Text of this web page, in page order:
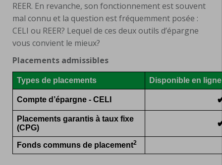
REER. En revanche, son fonctionnement est souvent
mal connu et la question est fréquemment posée :
CELI ou REER? Lequel de ces deux outils d’épargne
vous convient le mieux?
Placements admissibles
Types de placements Disponible en
Compte d’épargne - CELI
Placements garantis à taux fixe
(CPG)
Fonds communs de placement2